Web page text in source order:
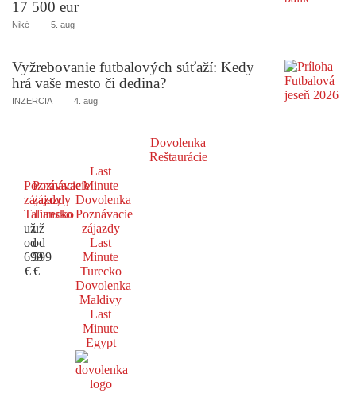
17 500 eur
Niké 5. aug
Vyžrebovanie futbalových súťaží: Kedy
hrá vaše mesto či dedina?
INZERCIA 4. aug
Dovolenka
Reštaurácie
Poznávacie
zájazdy
Taliansko
už
od
699
€
Poznávacie
zájazdy
Turecko
už
od
599
€
Last
Minute
Dovolenka
Poznávacie
zájazdy
Last
Minute
Turecko
Dovolenka
Maldivy
Last
Minute
Egypt